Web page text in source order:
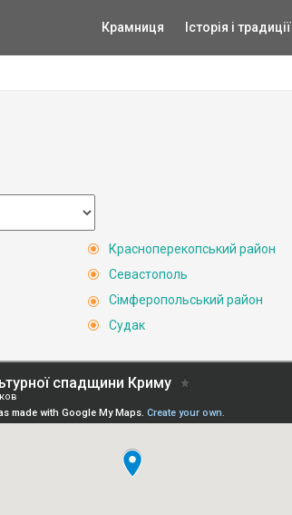
Крамниця Історія і традиції
Красноперекопський район
Севастополь
Сімферопольський район
Судак